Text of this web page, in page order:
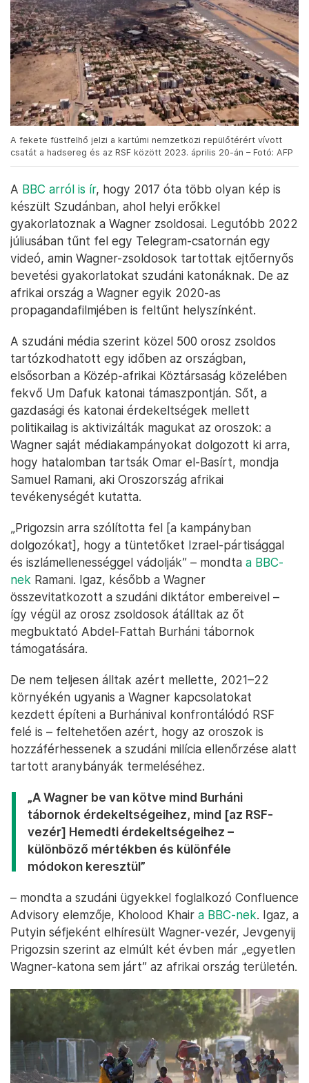
A fekete füstfelhő jelzi a kartúmi nemzetközi repülőtérért vívott
csatát a hadsereg és az RSF között 2023. április 20-án – Fotó: AFP
A BBC arról is ír, hogy 2017 óta több olyan kép is
készült Szudánban, ahol helyi erőkkel
gyakorlatoznak a Wagner zsoldosai. Legutóbb 2022
júliusában tűnt fel egy Telegram-csatornán egy
videó, amin Wagner-zsoldosok tartottak ejtőernyős
bevetési gyakorlatokat szudáni katonáknak. De az
afrikai ország a Wagner egyik 2020-as
propagandafilmjében is feltűnt helyszínként.
A szudáni média szerint közel 500 orosz zsoldos
tartózkodhatott egy időben az országban,
elsősorban a Közép-afrikai Köztársaság közelében
fekvő Um Dafuk katonai támaszpontján. Sőt, a
gazdasági és katonai érdekeltségek mellett
politikailag is aktivizálták magukat az oroszok: a
Wagner saját médiakampányokat dolgozott ki arra,
hogy hatalomban tartsák Omar el-Basírt, mondja
Samuel Ramani, aki Oroszország afrikai
tevékenységét kutatta.
„Prigozsin arra szólította fel [a kampányban
dolgozókat], hogy a tüntetőket Izrael-pártisággal
és iszlámellenességgel vádolják” – mondta a BBC-
nek Ramani. Igaz, később a Wagner
összevitatkozott a szudáni diktátor embereivel –
így végül az orosz zsoldosok átálltak az őt
megbuktató Abdel-Fattah Burháni tábornok
támogatására.
De nem teljesen álltak azért mellette, 2021–22
környékén ugyanis a Wagner kapcsolatokat
kezdett építeni a Burhánival konfrontálódó RSF
felé is – feltehetően azért, hogy az oroszok is
hozzáférhessenek a szudáni milícia ellenőrzése alatt
tartott aranybányák termeléséhez.
„A Wagner be van kötve mind Burháni
tábornok érdekeltségeihez, mind [az RSF-
vezér] Hemedti érdekeltségeihez –
különböző mértékben és különféle
módokon keresztül”
– mondta a szudáni ügyekkel foglalkozó Confluence
Advisory elemzője, Kholood Khair a BBC-nek. Igaz, a
Putyin séfjeként elhíresült Wagner-vezér, Jevgenyij
Prigozsin szerint az elmúlt két évben már „egyetlen
Wagner-katona sem járt” az afrikai ország területén.